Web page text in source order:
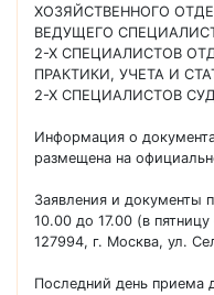
ХОЗЯЙСТВЕННОГО
ВЕДУЩЕГО
2-Х СПЕЦИАЛИСТОВ
ПРАКТИКИ, УЧЕТА И
2-Х СПЕЦИАЛИСТОВ
Информация о
размещена на
Заявления и документы
10.00 до 17.00 (в
127994, г. Москва, ул.
Последний день приема